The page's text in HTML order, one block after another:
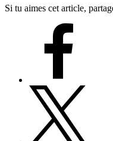
Si tu aimes cet article,